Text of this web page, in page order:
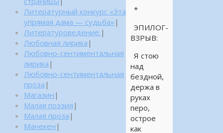
*
ЭПИЛОГ-
ВЗРЫВ:
Я стою
над
бездной,
держа в
руках
перо,
острое
как
Литературный конкурс «Эта
упрямая дама — судьба» |
Литературоведение. |
Любовная лирика |
Любовно-сентиментальная
лирика |
Любовно-сентиментальная
проза |
Магазин |
Малая поэзия |
Малая проза |
Манекен |